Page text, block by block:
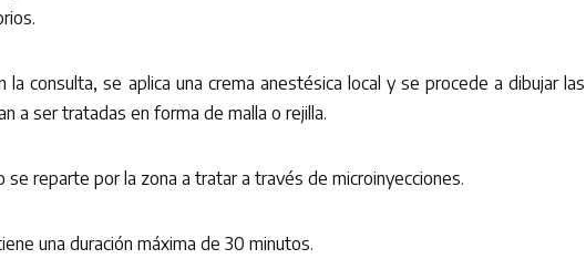
la consulta, se aplica una crema anestésica local y se procede a dibujar las
a ser tratadas en forma de malla o rejilla.
se reparte por la zona a tratar a través de microinyecciones.
una duración máxima de 30 minutos.